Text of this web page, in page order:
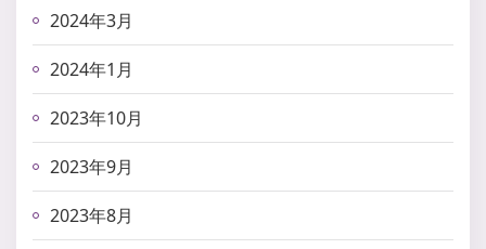
2024年3月
2024年1月
2023年10月
2023年9月
2023年8月